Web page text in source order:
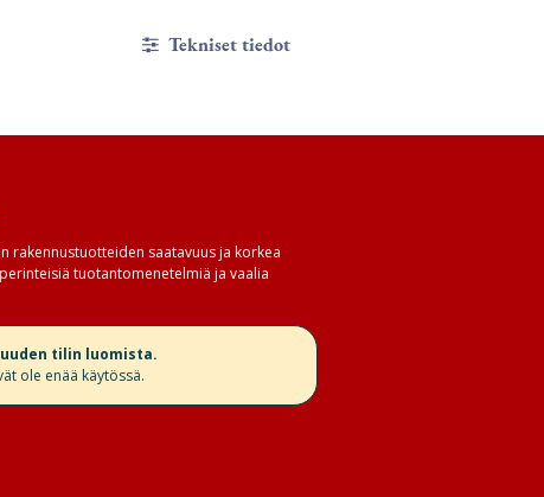
Tekniset tiedot
rakennustuotteiden saatavuus ja korkea
tuotantomenetelmiä ja vaalia
tilin luomista.
ole enää käytössä.